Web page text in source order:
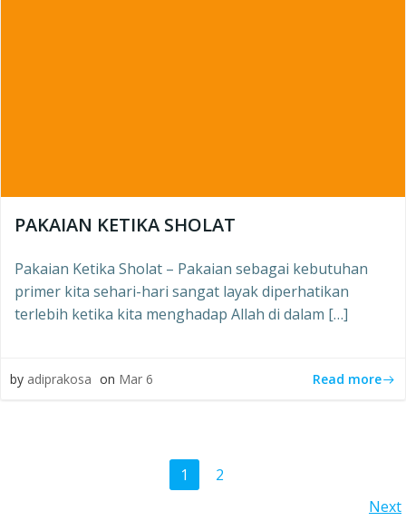
PAKAIAN KETIKA SHOLAT
Pakaian Ketika Sholat – Pakaian sebagai kebutuhan
primer kita sehari-hari sangat layak diperhatikan
terlebih ketika kita menghadap Allah di dalam […]
by adiprakosa on Mar 6 Read more
Page
1 Page
2
Next